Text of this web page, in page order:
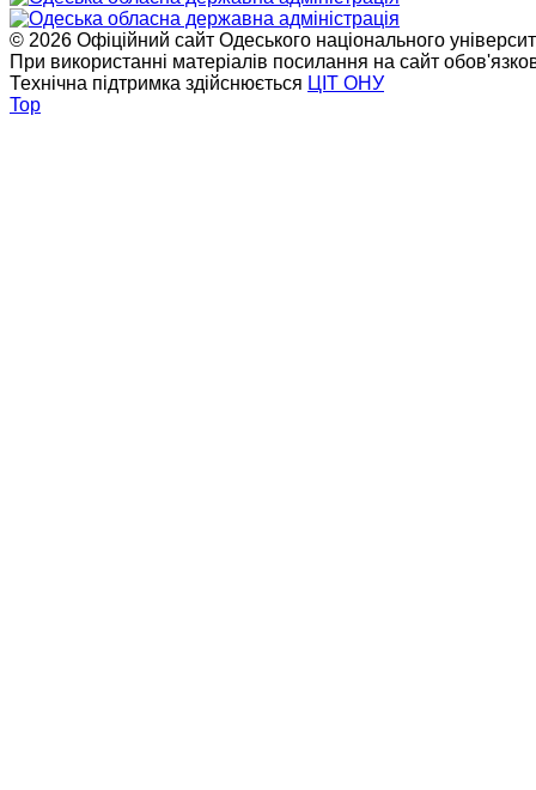
© 2026 Офіційний сайт Одеського національного
При використанні матеріалів посилання на сайт
Технічна підтримка здійснюється ЦІТ ОНУ
Top